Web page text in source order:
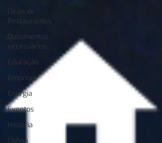
Dicas de
Restaurantes
Documentos
necessários
Educação
Emprego
Energia
Eventos
História
Lisboa